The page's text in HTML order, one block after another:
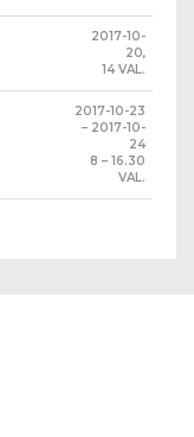
2017-10-
20,
14 VAL.
2017-10-23
– 2017-10-
24
8 – 16.30
VAL.